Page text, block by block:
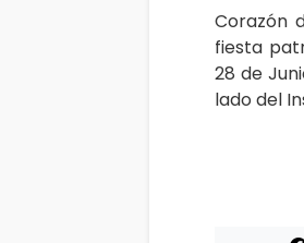
Corazón
fiesta
28 de
lado del